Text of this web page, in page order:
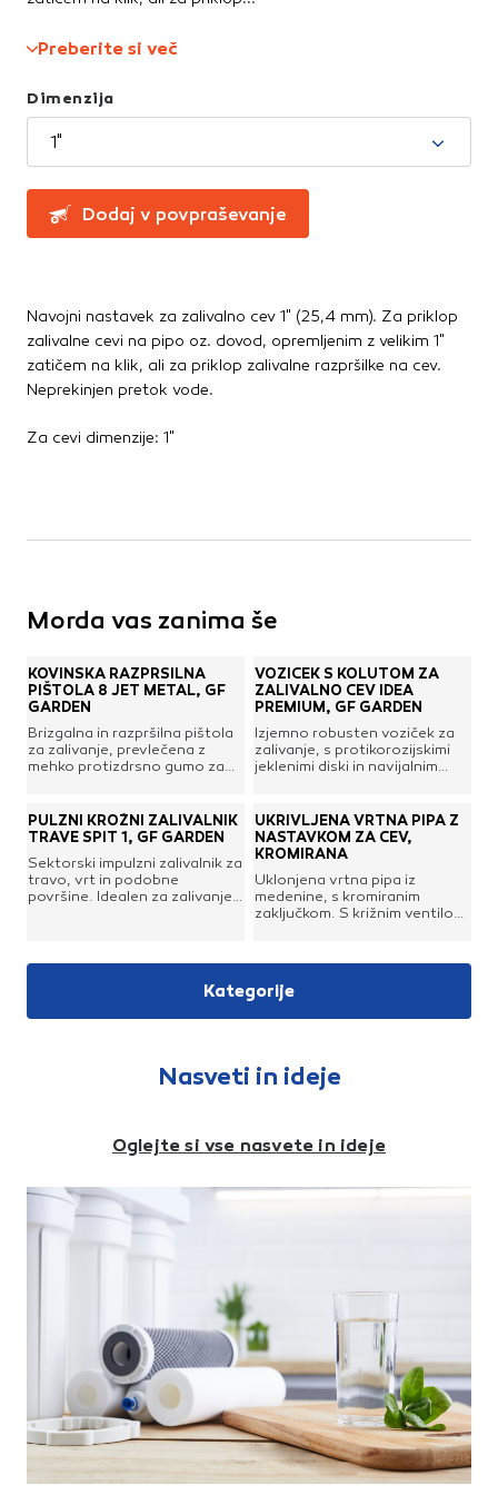
Preberite si več
Dimenzija
1"
Dodaj v povpraševanje
Navojni nastavek za zalivalno cev 1" (25,4 mm). Za priklop
zalivalne cevi na pipo oz. dovod, opremljenim z velikim 1"
zatičem na klik, ali za priklop zalivalne razpršilke na cev.
Neprekinjen pretok vode.
Za cevi dimenzije: 1"
Morda vas zanima še
KOVINSKA RAZPRŠILNA
PIŠTOLA 8 JET METAL, GF
GARDEN
Brizgalna in razpršilna pištola
za zalivanje, prevlečena z
mehko protizdrsno gumo za
vode, s preprostim vrtenjem
sprednjega obroča. Zadnja
nastavljiva ročica in ventil
regulirata jakost pršenja ali
popolno zaporo vodnega
curka.8 načinov
VOZIČEK S KOLUTOM ZA
ZALIVALNO CEV IDEA
PREMIUM, GF GARDEN
Izjemno robusten voziček za
zalivanje, s protikorozijskimi
jeklenimi diski in navijalnim
teleskopskim ročajem z
mehkim oprijemom Soft
Touch. Priložena sta tudi dva
cev s priključkom na
klik.Kapaciteta navijalnega
bobna:do 60 m cevi premera
3/4"
PULZNI KROŽNI ZALIVALNIK
TRAVE SPIT 1, GF GARDEN
Sektorski impulzni zalivalnik za
travo, vrt in podobne
površine. Idealen za zalivanje
pritrditev v tla. S krožnim
načinom brizganja omogoča
enakomerno porazdelitev
vode po površinah.Kot
450 m2Največji pretok vode
15 l/minNajnižji tlak 2
UKRIVLJENA VRTNA PIPA Z
NASTAVKOM ZA CEV,
KROMIRANA
Uklonjena vrtna pipa iz
medenine, s kromiranim
zaključkom. S križnim ventilom
med natakanjem. V kompletu z
narebrenim nastavkom za
zalivalno cev. Barva: krom
Kategorije
Nasveti in ideje
Oglejte si vse nasvete in ideje
Te piškotke nastavijo naši oglaševalski partnerji.
izdelavo profila vaših interesov, ki ga nato uporabijo za
Pri delu uporabljajo edinstveno prepoznavanje vašega
brskalnika in naprave. Če zavrnete uporabo teh piškotkov,
Potrdi moje izbire